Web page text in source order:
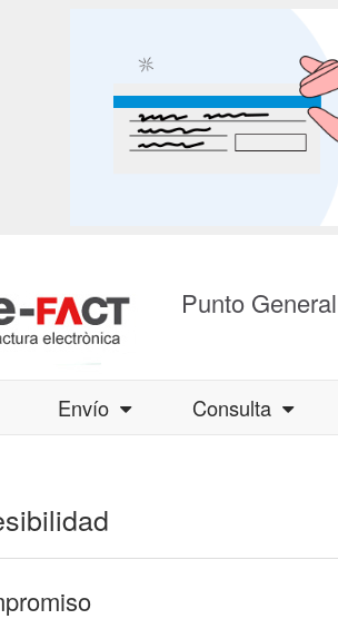
Punto
Envío Consulta